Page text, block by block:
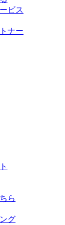
ビス
ナー
ら
グ